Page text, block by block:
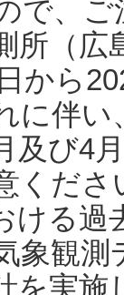
で、
所（
から
に伴い
及び4
くだ
ける過
象観
を実